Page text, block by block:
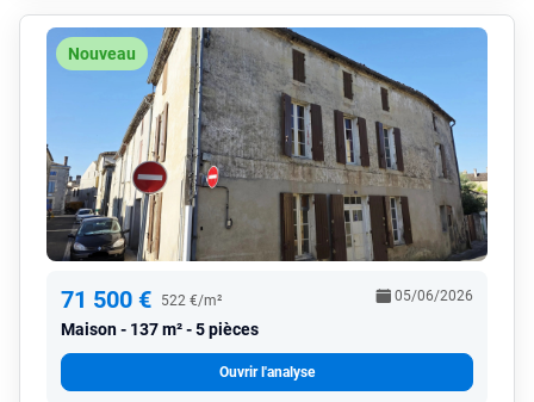
Nouveau
71 500 € 522 €/m²
Maison 137 m² - 5 pièces
05/06/2026
Ouvrir l'analyse